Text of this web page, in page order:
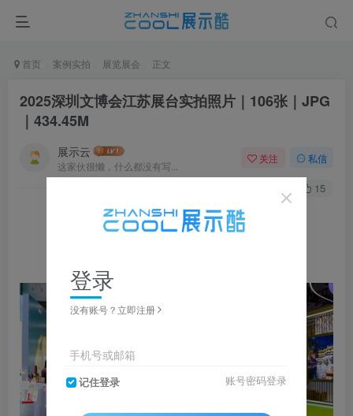
首页 案例实拍 展览展会 正文
2025深圳文博会江苏展台实拍照片｜106张｜JPG
｜434.45M
展示云
这家伙很懒，什么都没有写...
关注 私信
15
登录
没有账号？立即注册
手机号或邮箱
记住登录 账号密码登录